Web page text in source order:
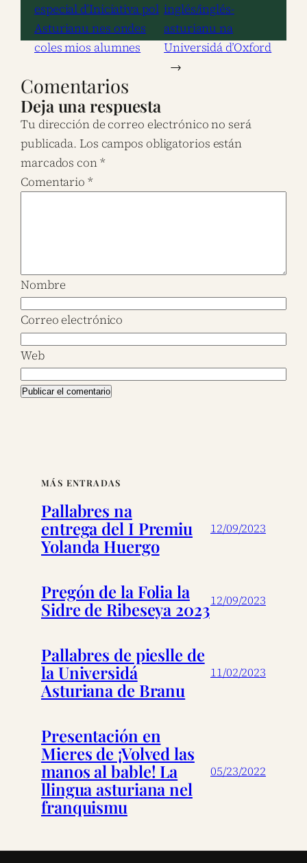
especial d’Iniciativa pol
Asturianu nes ondes
coles mios alumnes
inglés/inglés-
asturianu na
Universidá d’Oxford
→
Comentarios
Deja una respuesta
Tu dirección de correo electrónico no será
publicada. Los campos obligatorios están
marcados con*
Comentario *
Nombre
Correo electrónico
Web
MÁS ENTRADAS
Pallabres na
entrega del I Premiu
Yolanda Huergo
12/09/2023
Pregón de la Folia la
Sidre de Ribeseya 202312/09/2023
Pallabres de pieslle de
la Universidá
Asturiana de Branu
11/02/2023
Presentación en
Mieres de ¡Volved las
manos al bable! La
llingua asturiana nel
franquismu
05/23/2022